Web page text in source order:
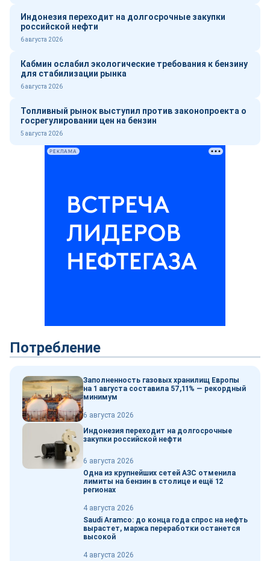
Индонезия переходит на долгосрочные закупки
российской нефти
6 августа 2026
Кабмин ослабил экологические требования к бензину
для стабилизации рынка
6 августа 2026
Топливный рынок выступил против законопроекта о
госрегулировании цен на бензин
5 августа 2026
РЕКЛАМА
Потребление
Заполненность газовых хранилищ Европы
на 1 августа составила 57,11% — рекордный
минимум
6 августа 2026
Индонезия переходит на долгосрочные
закупки российской нефти
6 августа 2026
Одна из крупнейших сетей АЗС отменила
лимиты на бензин в столице и ещё 12
регионах
4 августа 2026
Saudi Aramco: до конца года спрос на нефть
вырастет, маржа переработки останется
высокой
4 августа 2026